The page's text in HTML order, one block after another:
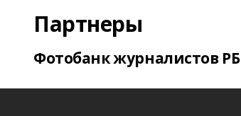
Партнеры
Фотобанк журналистов РБ